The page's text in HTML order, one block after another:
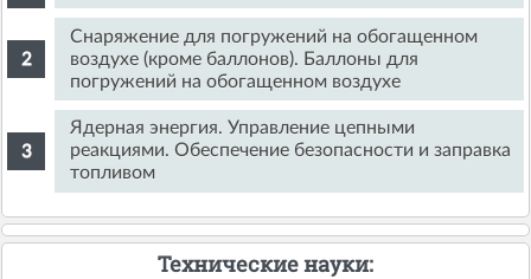
Снаряжение для погружений на обогащенном
воздухе (кроме баллонов). Баллоны для
погружений на обогащенном воздухе
Ядерная энергия. Управление цепными
реакциями. Обеспечение безопасности и заправка
топливом
Технические науки: